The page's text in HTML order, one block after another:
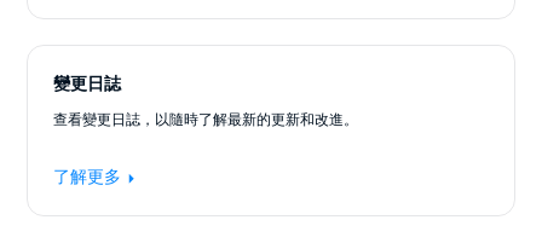
變更日誌
查看變更日誌，以隨時了解最新的更新和改進。
了解更多